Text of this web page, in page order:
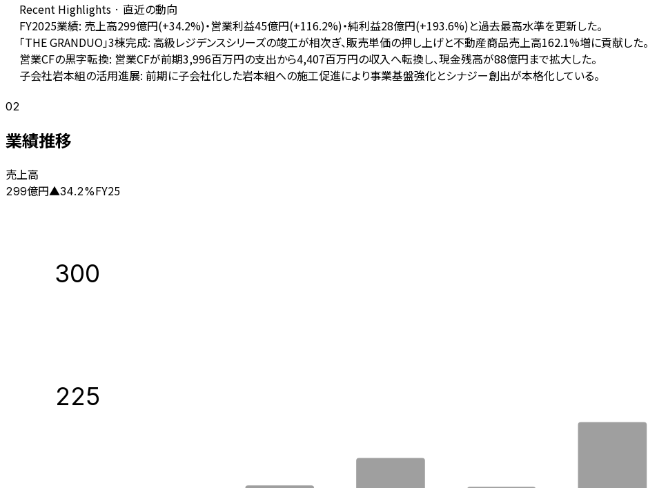
Recent Highlights · 直近の動向
FY2025業績: 売上高299億円(+34.2%)・営業利益45億円(+116.2%)・純利益28億円(+193.6%)と過去最高水準を更新した。
「THE GRANDUO」3棟完成: 高級レジデンスシリーズの竣工が相次ぎ、販売単価の押し上げと不動産商品売上高162.1%増に貢献した。
営業CFの黒字転換: 営業CFが前期3,996百万円の支出から4,407百万円の収入へ転換し、現金残高が88億円まで拡大した。
子会社岩本組の活用進展: 前期に子会社化した岩本組への施工促進により事業基盤強化とシナジー創出が本格化している。
02
業績推移
売上高
299億円▲34.2%FY25
225
300